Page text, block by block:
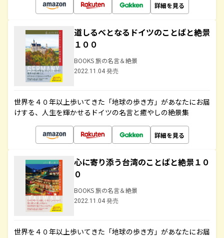
詳細を見る
道しるべとなるドイツのことばと絶景
１００
BOOKS 旅の名言＆絶景
2022.11.04 発売
世界を４０年以上歩いてきた「地球の歩き方」があなたにお届
けする、人生を輝かせるドイツの名言と癒やしの絶景集
詳細を見る
心に寄り添う台湾のことばと絶景１０
０
BOOKS 旅の名言＆絶景
2022.11.04 発売
世界を４０年以上歩いてきた「地球の歩き方」があなたにお届